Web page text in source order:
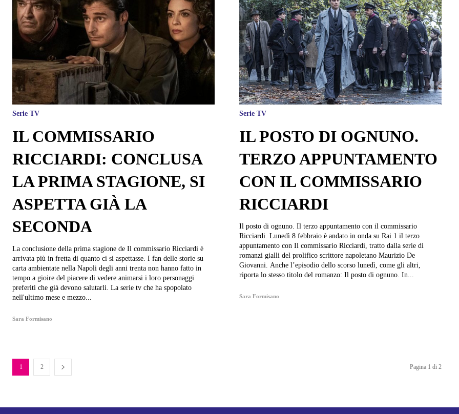
Serie TV
IL COMMISSARIO
RICCIARDI: CONCLUSA
LA PRIMA STAGIONE, SI
ASPETTA GIÀ LA
SECONDA
La conclusione della prima stagione de Il commissario Ricciardi è
arrivata più in fretta di quanto ci si aspettasse. I fan delle storie su
carta ambientate nella Napoli degli anni trenta non hanno fatto in
tempo a gioire del piacere di vedere animarsi i loro personaggi
preferiti che già devono salutarli. La serie tv che ha spopolato
nell'ultimo mese e mezzo...
Sara Formisano
Serie TV
IL POSTO DI OGNUNO.
TERZO APPUNTAMENTO
CON IL COMMISSARIO
RICCIARDI
Il posto di ognuno. Il terzo appuntamento con il commissario
Ricciardi. Lunedì 8 febbraio è andato in onda su Rai 1 il terzo
appuntamento con Il commissario Ricciardi, tratto dalla serie di
romanzi gialli del prolifico scrittore napoletano Maurizio De
Giovanni. Anche l’episodio dello scorso lunedì, come gli altri,
riporta lo stesso titolo del romanzo: Il posto di ognuno. In...
Sara Formisano
1 2 Pagina 1 di 2